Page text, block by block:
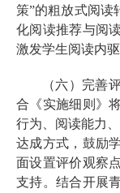
策”的粗放式阅读
化阅读推荐与阅
激发学生阅读内驱
（六）完善
合《实施细则》
行为、阅读能力
达成方式，鼓励
面设置评价观察
支持。结合开展